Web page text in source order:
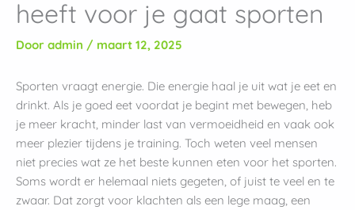
heeft voor je gaat sporten
Door admin / maart 12, 2025
Sporten vraagt energie. Die energie haal je uit wat je eet en
drinkt. Als je goed eet voordat je begint met bewegen, heb
je meer kracht, minder last van vermoeidheid en vaak ook
meer plezier tijdens je training. Toch weten veel mensen
niet precies wat ze het beste kunnen eten voor het sporten.
Soms wordt er helemaal niets gegeten, of juist te veel en te
zwaar. Dat zorgt voor klachten als een lege maag, een